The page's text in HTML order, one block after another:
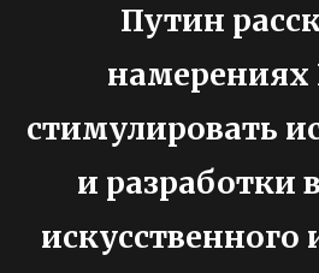
Путин
намерениях
стимулировать
и разработки
искусственного